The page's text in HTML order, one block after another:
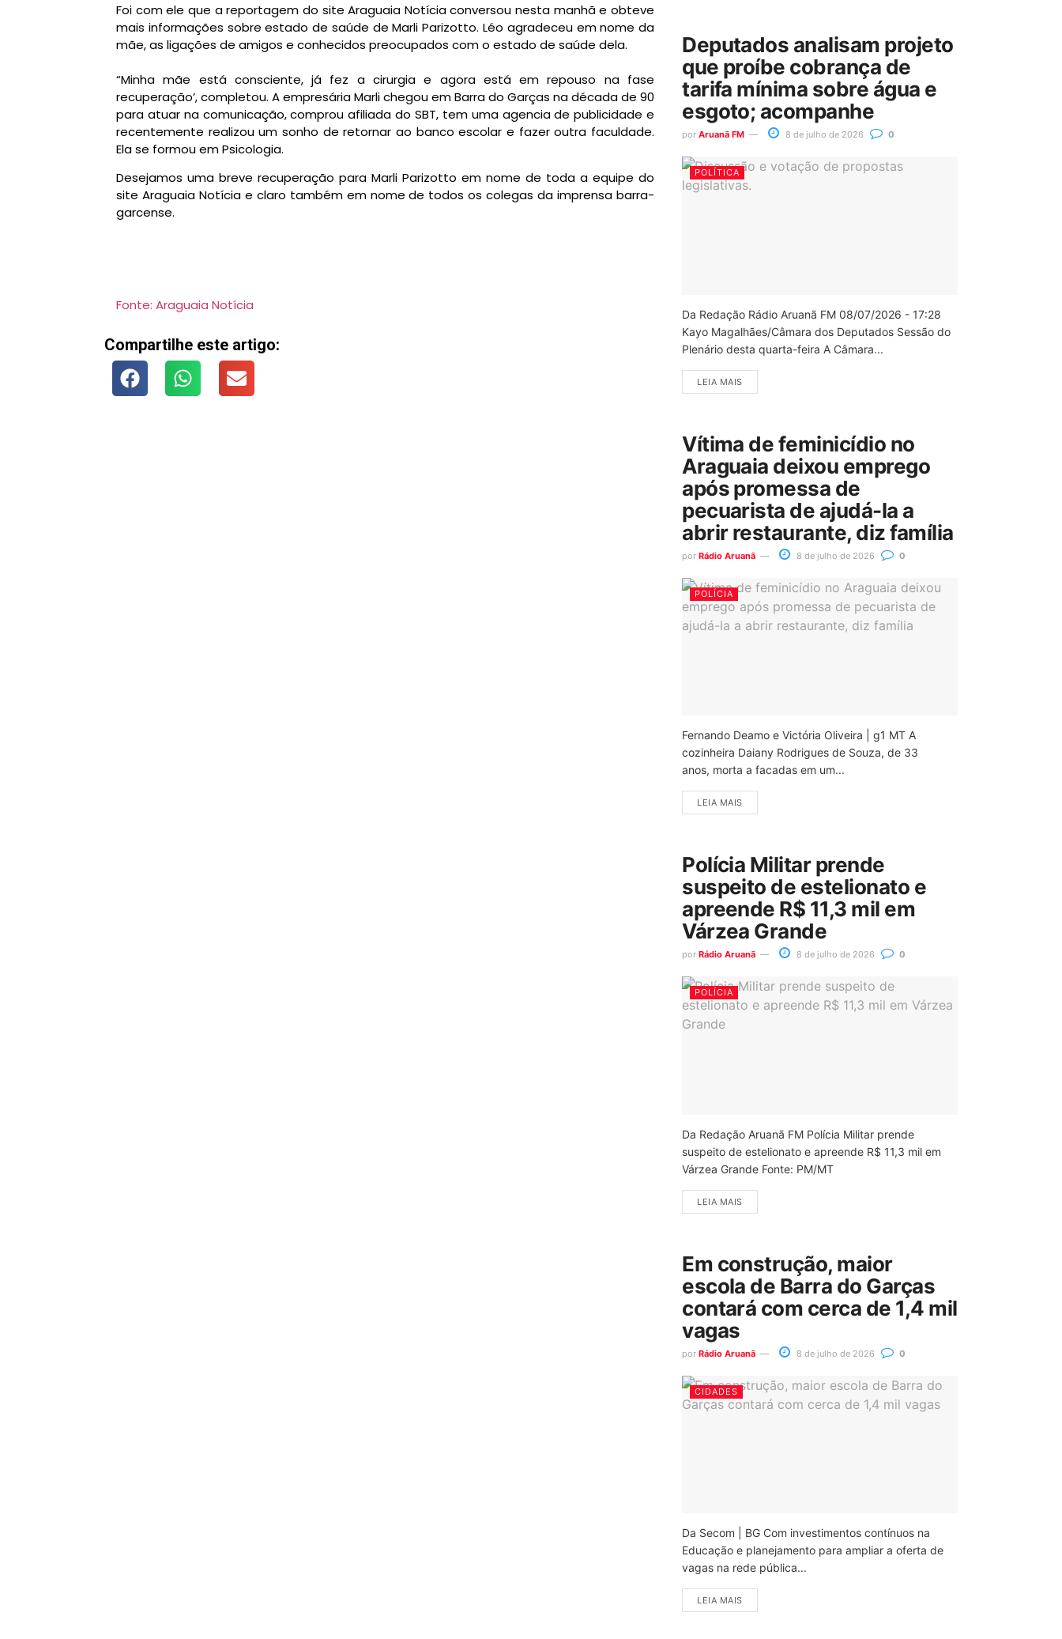
Foi com ele que a reportagem do site Araguaia Notícia conversou nesta manhã e obteve
mais informações sobre estado de saúde de Marli Parizotto. Léo agradeceu em nome da
mãe, as ligações de amigos e conhecidos preocupados com o estado de saúde dela.
“Minha mãe está consciente, já fez a cirurgia e agora está em repouso na fase
recuperação’, completou. A empresária Marli chegou em Barra do Garças na década de 90
para atuar na comunicação, comprou afiliada do SBT, tem uma agencia de publicidade e
recentemente realizou um sonho de retornar ao banco escolar e fazer outra faculdade.
Ela se formou em Psicologia.
Desejamos uma breve recuperação para Marli Parizotto em nome de toda a equipe do
site Araguaia Notícia e claro também em nome de todos os colegas da imprensa barra-
garcense.
Fonte: Araguaia Notícia
Compartilhe este artigo:
Deputados analisam projeto
que proíbe cobrança de
tarifa mínima sobre água e
esgoto; acompanhe
por Aruanã FM 8 de julho de 2026 0
POLÍTICA
Da Redação Rádio Aruanã FM 08/07/2026 - 17:28
Kayo Magalhães/Câmara dos Deputados Sessão do
Plenário desta quarta-feira A Câmara...
LEIA MAIS
Vítima de feminicídio no
Araguaia deixou emprego
após promessa de
pecuarista de ajudá-la a
abrir restaurante, diz família
por Rádio Aruanã 8 de julho de 2026 0
POLÍCIA
Fernando Deamo e Victória Oliveira | g1 MT A
cozinheira Daiany Rodrigues de Souza, de 33
anos, morta a facadas em um...
LEIA MAIS
Polícia Militar prende
suspeito de estelionato e
apreende R$ 11,3 mil em
Várzea Grande
por Rádio Aruanã 8 de julho de 2026 0
POLÍCIA
Da Redação Aruanã FM Polícia Militar prende
suspeito de estelionato e apreende R$ 11,3 mil em
Várzea Grande Fonte: PM/MT
LEIA MAIS
Em construção, maior
escola de Barra do Garças
contará com cerca de 1,4 mil
vagas
por Rádio Aruanã 8 de julho de 2026 0
CIDADES
Da Secom | BG Com investimentos contínuos na
Educação e planejamento para ampliar a oferta de
vagas na rede pública...
LEIA MAIS